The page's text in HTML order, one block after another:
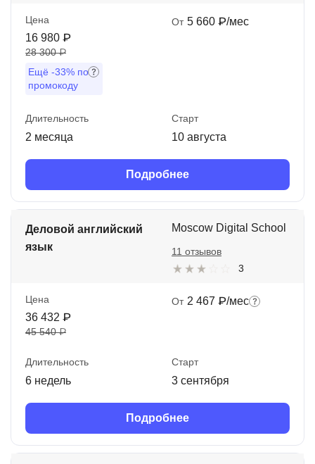
Цена
16 980 ₽
28 300 ₽
Ещё -33% по
промокоду
От 5 660 ₽/мес
Длительность
2 месяца
Старт
10 августа
Подробнее
Деловой английский
язык
Moscow Digital School
3
11 отзывов
Цена
36 432 ₽
45 540 ₽
От 2 467 ₽/мес
Длительность
6 недель
Старт
3 сентября
Подробнее
Рейтинг онлайн-школ